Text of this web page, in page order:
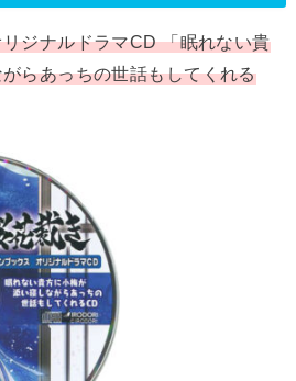
ジナルドラマCD 「眠れない貴
らあっちの世話もしてくれる